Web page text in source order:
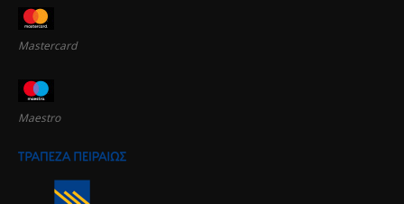
Mastercard
Maestro